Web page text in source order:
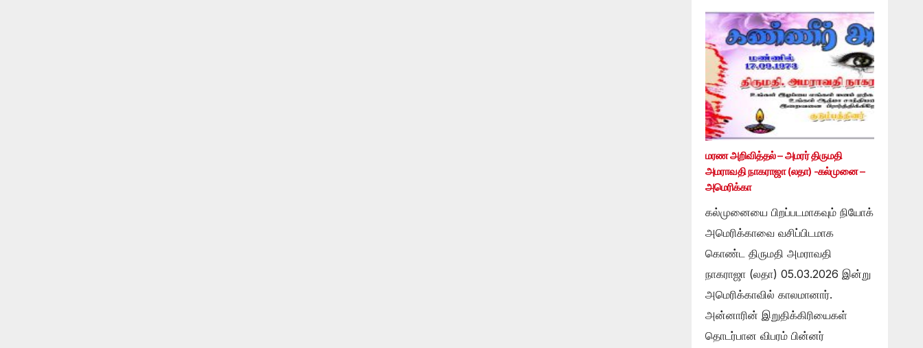
மரண அறிவித்தல் – அமரர் திருமதி
அமராவதி நாகராஜா (லதா) -கல்முனை –
அமெரிக்கா
கல்முனையை பிறப்படமாகவும் நியோக்
அமெரிக்காவை வசிப்பிடமாக
கொண்ட திருமதி அமராவதி
நாகராஜா (லதா) 05.03.2026 இன்று
அமெரிக்காவில் காலமானார்.
அன்னாரின் இறுதிக்கிரியைகள்
தொடர்பான விபரம் பின்னர்